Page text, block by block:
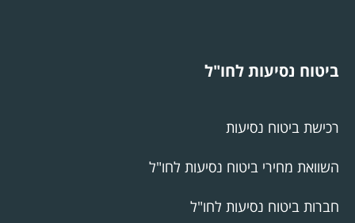
ביטוח נסיעות לחו"ל
רכישת ביטוח נסיעות
השוואת מחירי ביטוח נסיעות לחו"ל
חברות ביטוח נסיעות לחו"ל